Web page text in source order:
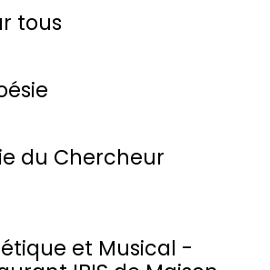
tous
du Chercheur
et Musical -